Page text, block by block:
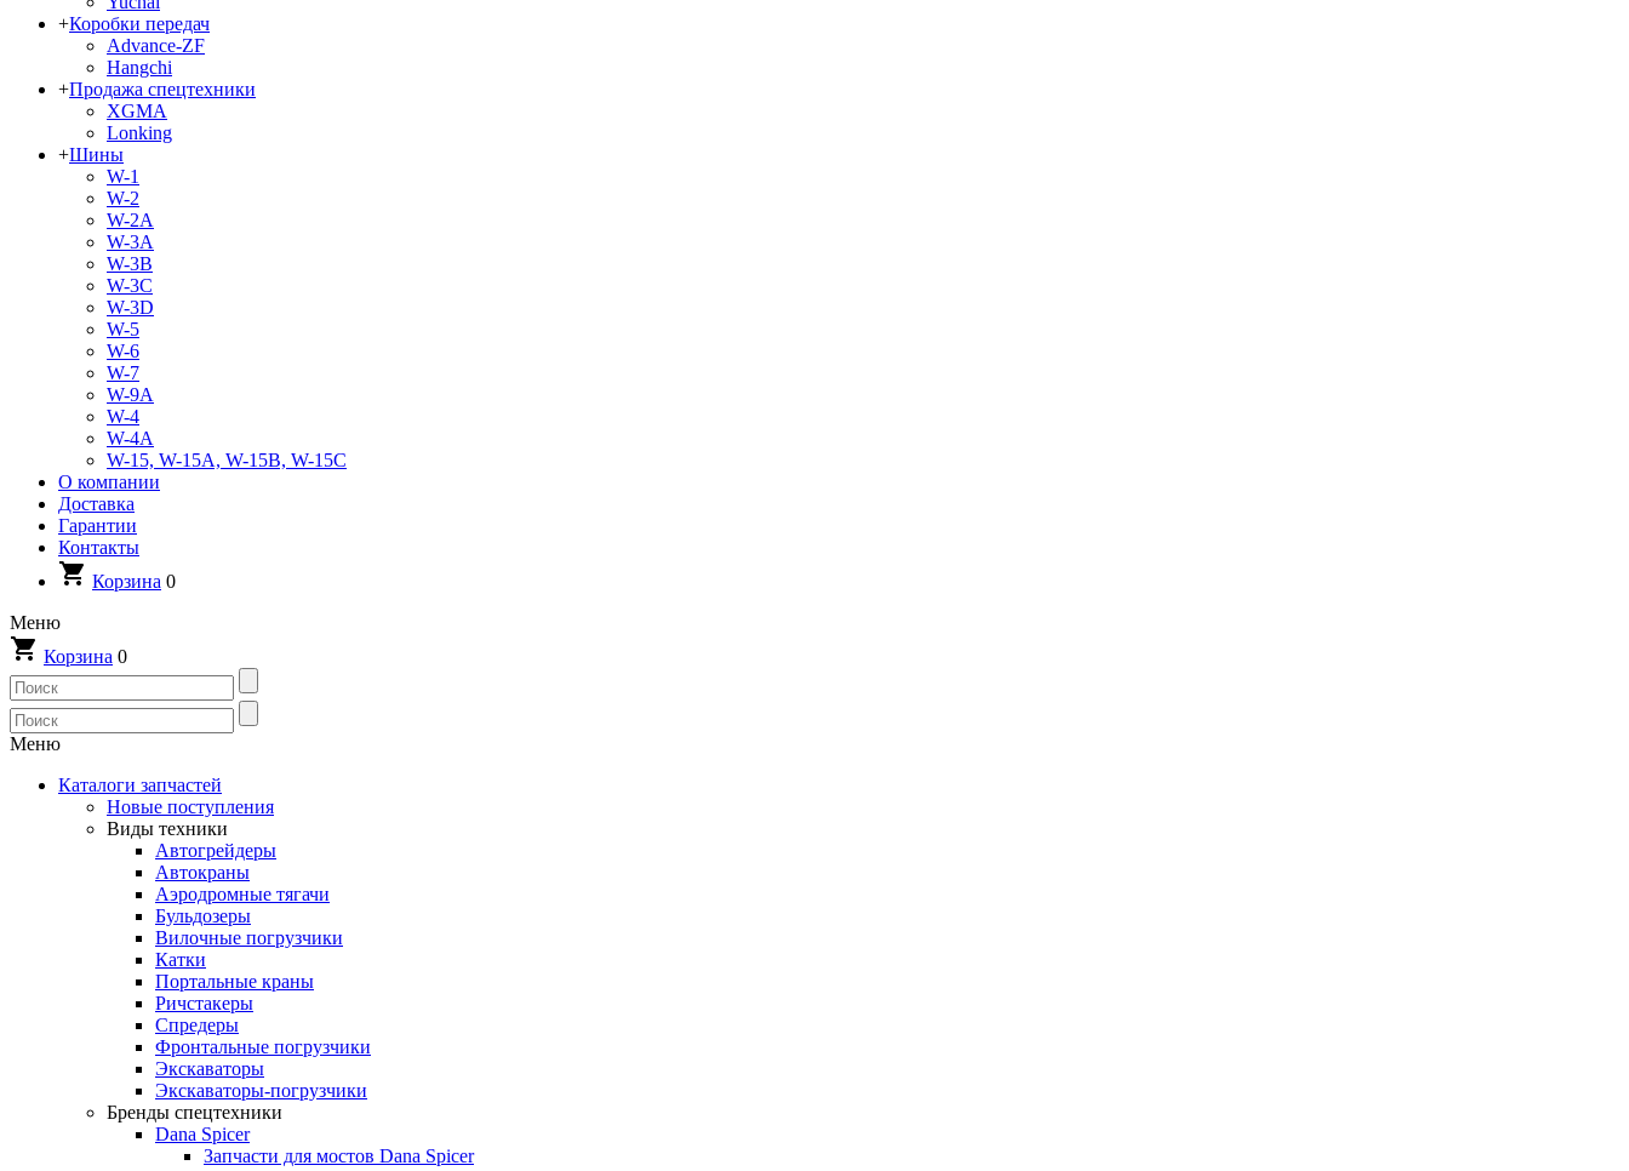
+Коробки передач
Advance-ZF
Hangchi
+Продажа спецтехники
XGMA
Lonking
+Шины
W-1
W-2
W-2A
W-3A
W-3B
W-3C
W-3D
W-5
W-6
W-7
W-9A
W-4
W-4A
W-15, W-15A, W-15B, W-15C
О компании
Доставка
Гарантии
Контакты
Корзина 0
Меню
Корзина 0
Меню
Каталоги запчастей
Новые поступления
Виды техники
Автогрейдеры
Автокраны
Аэродромные тягачи
Бульдозеры
Вилочные погрузчики
Катки
Портальные краны
Ричстакеры
Спредеры
Фронтальные погрузчики
Экскаваторы
Экскаваторы-погрузчики
Бренды спецтехники
Dana Spicer
Запчасти для мостов Dana Spicer